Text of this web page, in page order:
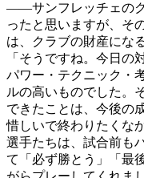
――サンフレッチェの
ったと思いますが、そ
は、クラブの財産にな
「そうですね。今日の
パワー・テクニック・
ルの高いものでした。
できたことは、今後の
惜しいで終わりたくな
選手たちは、試合前も
て「必ず勝とう」「最